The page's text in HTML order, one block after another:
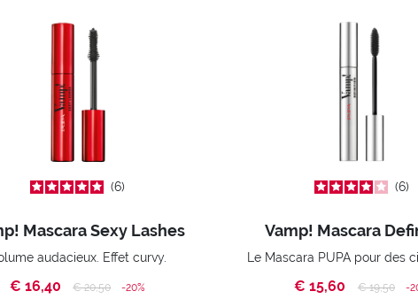
6
Mascara Sexy Lashes
audacieux. Effet curvy.
€ 16,40 Price reduced from
€ 20,50to -20%
6
Vamp! Mascara
€ 15,60
Price
€ 19,50to -